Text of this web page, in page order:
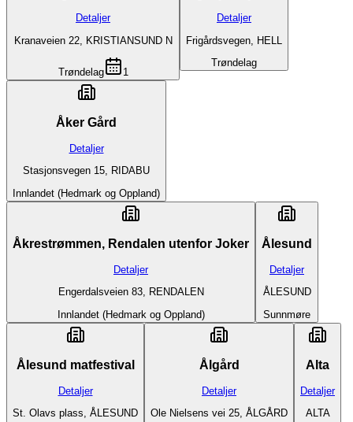
Detaljer
Kranaveien 22, KRISTIANSUND N
Trøndelag 1
Detaljer
Frigårdsvegen, HELL
Trøndelag
Åker Gård
Detaljer
Stasjonsvegen 15, RIDABU
Innlandet (Hedmark og Oppland)
Åkrestrømmen, Rendalen utenfor Joker
Detaljer
Engerdalsveien 83, RENDALEN
Innlandet (Hedmark og Oppland)
Ålesund
Detaljer
ÅLESUND
Sunnmøre
Ålesund matfestival
Detaljer
St. Olavs plass, ÅLESUND
Ålgård
Detaljer
Ole Nielsens vei 25, ÅLGÅRD
Alta
Detaljer
ALTA